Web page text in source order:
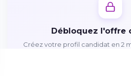
Débloquez l'offre
Créez votre profil candidat en 2